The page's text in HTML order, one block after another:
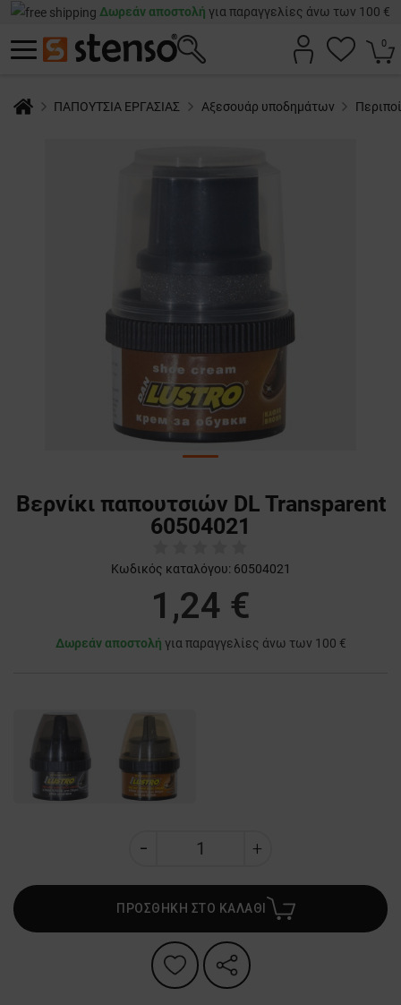
Δωρεάν αποστολή για παραγγελίες άνω των 100 €
0
ΠΑΠΟΥΤΣΙΑ ΕΡΓΑΣΙΑΣ Αξεσουάρ υποδημάτων
Βερνίκι παπουτσιών DL Transparent
60504021
Κωδικός καταλόγου: 60504021
1,24 €
Δωρεάν αποστολή για παραγγελίες άνω των 100 €
ΠΡΟΣΘΗΚΗ ΣΤΟ ΚΑΛΑΘΙ